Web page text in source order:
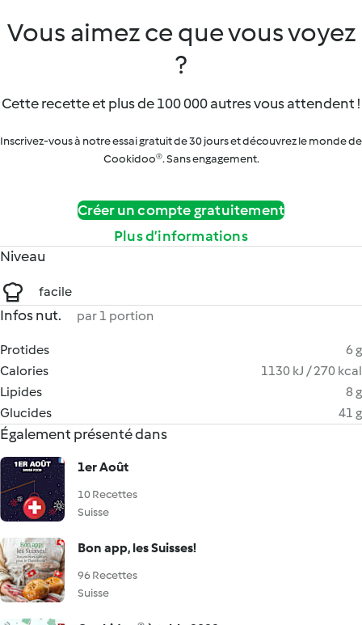
Vous aimez ce que vous voyez
?
Cette recette et plus de 100 000 autres vous attendent !
Inscrivez-vous à notre essai gratuit de 30 jours et découvrez le monde de
Cookidoo®. Sans engagement.
Créer un compte gratuitement
Plus d’informations
Niveau
facile
Infos nut. par 1 portion
Protides
6 g
Calories
1130 kJ / 270 kcal
Lipides
8 g
Glucides
41 g
Également présenté dans
1er Août
10 Recettes
Suisse
Bon app, les Suisses!
96 Recettes
Suisse